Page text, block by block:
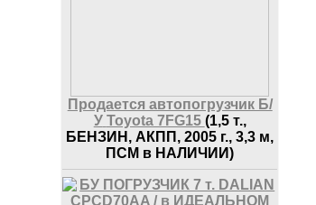
Продается автопогрузчик Б/
У Toyota 7FG15 (1,5 т.,
БЕНЗИН, АКПП, 2005 г., 3,3 м,
ПСМ в НАЛИЧИИ)